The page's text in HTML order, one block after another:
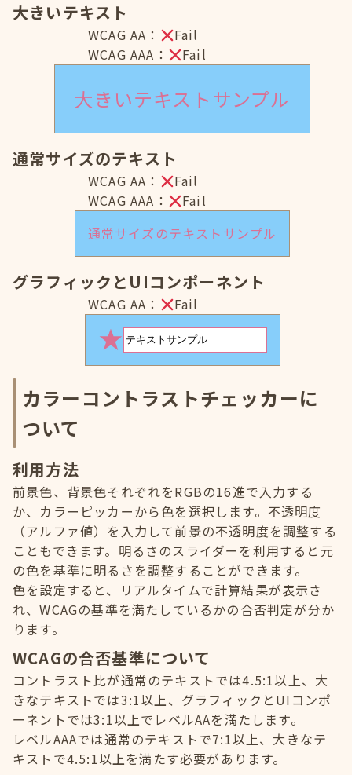
大きいテキスト
WCAG AA：
Fail
WCAG AAA：
Fail
大きいテキストサンプル
通常サイズのテキスト
WCAG AA：
Fail
WCAG AAA：
Fail
通常サイズのテキストサンプル
グラフィックとUIコンポーネント
WCAG AA： Fail
カラーコントラストチェッカーに
ついて
利用方法
前景色、背景色それぞれをRGBの16進で入力する
か、カラーピッカーから色を選択します。不透明度
（アルファ値）を入力して前景の不透明度を調整する
こともできます。明るさのスライダーを利用すると元
の色を基準に明るさを調整することができます。
色を設定すると、リアルタイムで計算結果が表示さ
れ、WCAGの基準を満たしているかの合否判定が分か
ります。
WCAGの合否基準について
コントラスト比が通常のテキストでは4.5:1以上、大
きなテキストでは3:1以上、グラフィックとUIコンポ
ーネントでは3:1以上でレベルAAを満たします。
レベルAAAでは通常のテキストで7:1以上、大きなテ
キストで4.5:1以上を満たす必要があります。